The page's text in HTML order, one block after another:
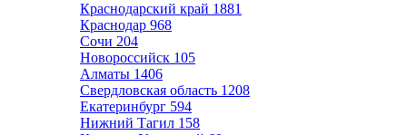
Краснодарский край 1881
Краснодар 968
Сочи 204
Новороссийск 105
Алматы 1406
Свердловская область 1208
Екатеринбург 594
Нижний Тагил 158